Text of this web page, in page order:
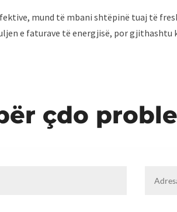
mund të mbani shtëpinë tuaj të
e faturave të energjisë, por
çdo